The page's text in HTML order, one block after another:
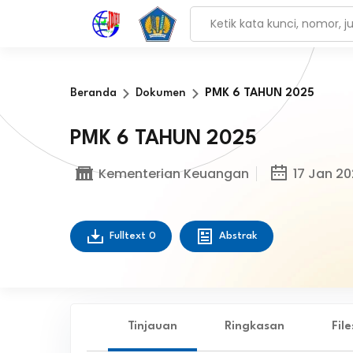
Beranda Dokumen PMK 6 TAHUN 2025
PMK 6 TAHUN 2025
Kementerian Keuangan 17 Jan
Fulltext 0 Abstrak
Tinjauan Ringkasan